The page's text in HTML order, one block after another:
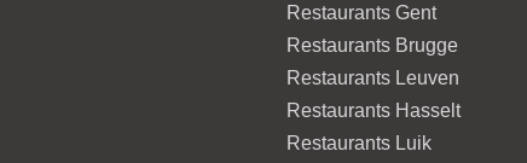
Restaurants Gent
Restaurants Brugge
Restaurants Leuven
Restaurants Hasselt
Restaurants Luik